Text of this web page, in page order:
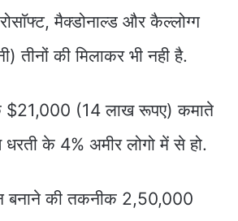
मैक्डोनाल्ड और कैल्लोग्ग
तीनों की मिलाकर भी नही है.
$21,000 (14 लाख रूपए) कमाते
के 4% अमीर लोगो में से हो.
बनाने की तकनीक 2,50,000